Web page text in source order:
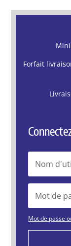
Forfait
Mot de passe